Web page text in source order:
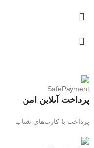
پرداخت آنلاین امن
پرداخت با کارت‌های شتاب